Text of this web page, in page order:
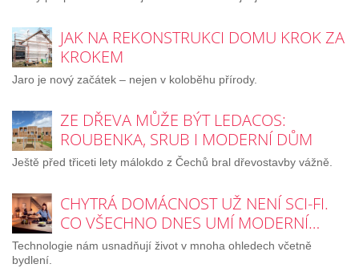
JAK NA REKONSTRUKCI DOMU KROK ZA
KROKEM
Jaro je nový začátek – nejen v koloběhu přírody.
ZE DŘEVA MŮŽE BÝT LEDACOS:
ROUBENKA, SRUB I MODERNÍ DŮM
Ještě před třiceti lety málokdo z Čechů bral dřevostavby vážně.
CHYTRÁ DOMÁCNOST UŽ NENÍ SCI-FI.
CO VŠECHNO DNES UMÍ MODERNÍ…
Technologie nám usnadňují život v mnoha ohledech včetně
bydlení.